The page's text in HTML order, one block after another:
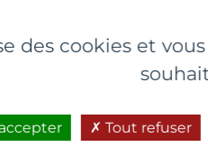
des cookies et
Tout refuser